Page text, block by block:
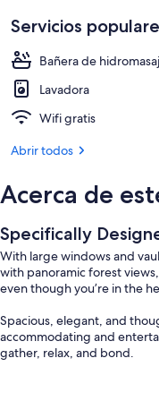
Servicios
Bañera de
Lavadora
Wifi gratis
Abrir todos
Acerca de
Specifically
With large windows and
with panoramic forest
even though you’re in the
Spacious, elegant, and
accommodating and
gather, relax, and bond.